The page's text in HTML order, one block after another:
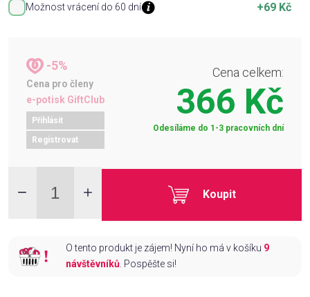
Možnost vrácení do 60 dní +69 Kč
-5%
Cena pro členy
e-potisk GiftClub
Přihlásit
Registrovat
Cena celkem:
366 Kč
Odesíláme do 1-3 pracovních dní
Koupit
O tento produkt je zájem! Nyní ho má v košíku 9
návštěvníků. Pospěšte si!